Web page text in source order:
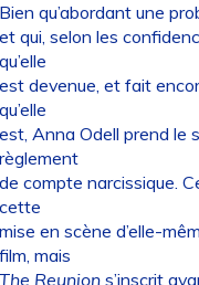
qu’abordant une
qui, selon les
devenue, et fait
Anna Odell prend le
compte narcissique.
en scène d’elle-
mais
Reunions’inscrit